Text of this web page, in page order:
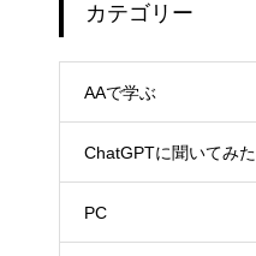
カテゴリー
AAで学ぶ
ChatGPTに聞いてみた
PC